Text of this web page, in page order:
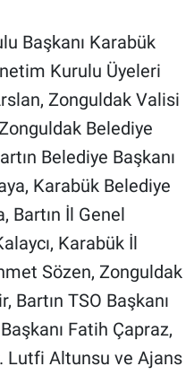
Başkanı Karabük
Kurulu Üyeleri
Zonguldak Valisi
Belediye
Belediye Başkanı
Karabük Belediye
Bartın İl Genel
Karabük İl
Sözen, Zonguldak
Bartın TSO Başkanı
Fatih Çapraz,
Lutfi Altunsu ve Ajans